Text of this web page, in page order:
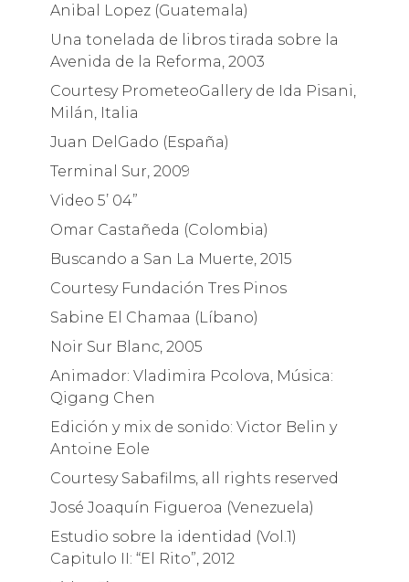
Anibal Lopez (Guatemala)
Una tonelada de libros tirada sobre la
Avenida de la Reforma, 2003
Courtesy PrometeoGallery de Ida Pisani,
Milán, Italia
Juan DelGado (España)
Terminal Sur, 2009
Video 5’ 04”
Omar Castañeda (Colombia)
Buscando a San La Muerte, 2015
Courtesy Fundación Tres Pinos
Sabine El Chamaa (Líbano)
Noir Sur Blanc, 2005
Animador: Vladimira Pcolova, Música:
Qigang Chen
Edición y mix de sonido: Victor Belin y
Antoine Eole
Courtesy Sabafilms, all rights reserved
José Joaquín Figueroa (Venezuela)
Estudio sobre la identidad (Vol.1)
Capitulo II: “El Rito”, 2012